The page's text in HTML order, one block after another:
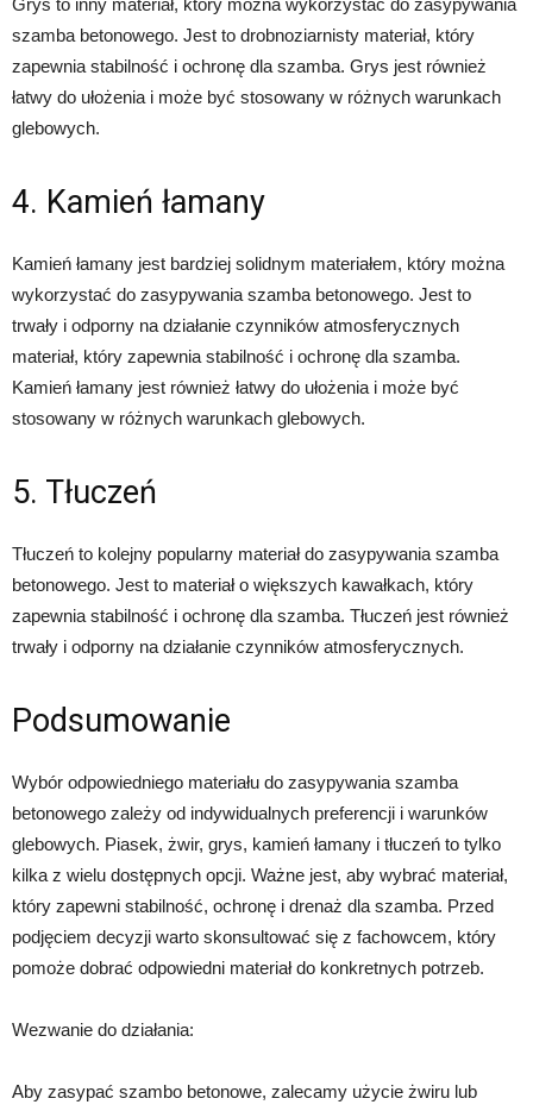
Grys to inny materiał, który można wykorzystać do zasypywania
szamba betonowego. Jest to drobnoziarnisty materiał, który
zapewnia stabilność i ochronę dla szamba. Grys jest również
łatwy do ułożenia i może być stosowany w różnych warunkach
glebowych.
4. Kamień łamany
Kamień łamany jest bardziej solidnym materiałem, który można
wykorzystać do zasypywania szamba betonowego. Jest to
trwały i odporny na działanie czynników atmosferycznych
materiał, który zapewnia stabilność i ochronę dla szamba.
Kamień łamany jest również łatwy do ułożenia i może być
stosowany w różnych warunkach glebowych.
5. Tłuczeń
Tłuczeń to kolejny popularny materiał do zasypywania szamba
betonowego. Jest to materiał o większych kawałkach, który
zapewnia stabilność i ochronę dla szamba. Tłuczeń jest również
trwały i odporny na działanie czynników atmosferycznych.
Podsumowanie
Wybór odpowiedniego materiału do zasypywania szamba
betonowego zależy od indywidualnych preferencji i warunków
glebowych. Piasek, żwir, grys, kamień łamany i tłuczeń to tylko
kilka z wielu dostępnych opcji. Ważne jest, aby wybrać materiał,
który zapewni stabilność, ochronę i drenaż dla szamba. Przed
podjęciem decyzji warto skonsultować się z fachowcem, który
pomoże dobrać odpowiedni materiał do konkretnych potrzeb.
Wezwanie do działania:
Aby zasypać szambo betonowe, zalecamy użycie żwiru lub